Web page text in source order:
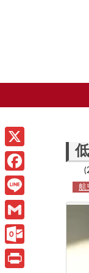
航
X
F
a
c
e
b
L
i
n
e
G
m
a
O